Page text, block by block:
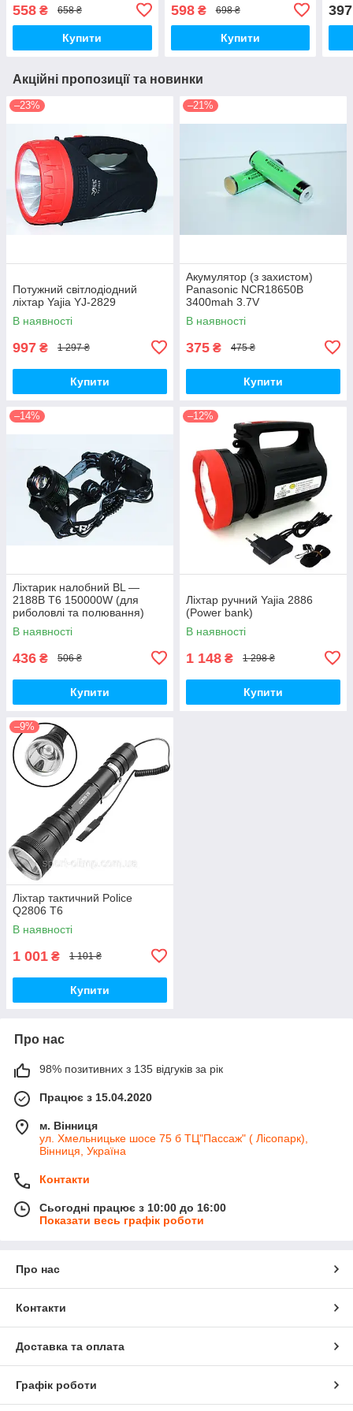
558 ₴ 658 ₴
Купити
598₴ 698 ₴
Купити
397
Акційні пропозиції та новинки
–23%
Потужний світлодіодний
ліхтар Yajia YJ-2829
В наявності
997 ₴ 1 297 ₴
Купити
–21%
Акумулятор (з захистом)
Panasonic NCR18650B
3400mah 3.7V
В наявності
375 ₴ 475 ₴
Купити
–14%
Ліхтарик налобний BL —
2188B Т6 150000W (для
риболовлі та полювання)
В наявності
436 ₴ 506 ₴
Купити
–12%
Ліхтар ручний Yajia 2886
(Power bank)
В наявності
1 148 ₴ 1 298 ₴
Купити
–9%
Ліхтар тактичний Police
Q2806 T6
В наявності
1 001 ₴ 1 101 ₴
Купити
Про нас
98% позитивних з 135 відгуків за рік
Працює з 15.04.2020
м. Вінниця
ул. Хмельницьке шосе 75 б ТЦ"Пассаж" ( Лісопарк),
Вінниця, Україна
Контакти
Сьогодні працює з 10:00 до 16:00
Показати весь графік роботи
Про нас
Контакти
Доставка та оплата
Графік роботи